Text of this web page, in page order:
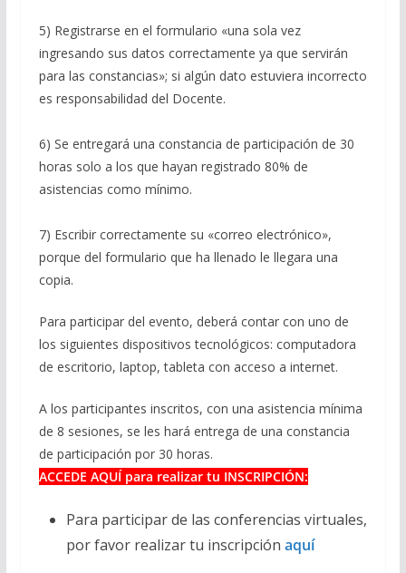
5) Registrarse en el formulario «una sola vez
ingresando sus datos correctamente ya que servirán
para las constancias»; si algún dato estuviera incorrecto
es responsabilidad del Docente.
6) Se entregará una constancia de participación de 30
horas solo a los que hayan registrado 80% de
asistencias como mínimo.
7) Escribir correctamente su «correo electrónico»,
porque del formulario que ha llenado le llegara una
copia.
Para participar del evento, deberá contar con uno de
los siguientes dispositivos tecnológicos: computadora
de escritorio, laptop, tableta con acceso a internet.
A los participantes inscritos, con una asistencia mínima
de 8 sesiones, se les hará entrega de una constancia
de participación por 30 horas.
ACCEDE AQUÍ para realizar tu INSCRIPCIÓN:
Para participar de las conferencias virtuales,
por favor realizar tu inscripción aquí